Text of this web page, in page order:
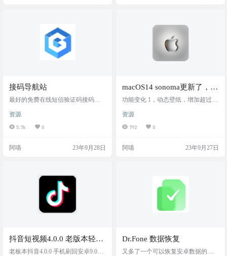
手，简直就是让你远离签到烦恼，
专心学习的神器。虽然现在这个项
目还在开发中，但如果你想…
请勿用于非法用途 介绍 基于Mailma
n的Fast Mail Bomber（FM…
接码导航站
最好的免费在线短信验证码接码平
日本、澳大利亚、加拿大等128个国
家短信验证码。 本站提供的号码仅
杜绝被骚扰。 禁止将这些电话号码
于网络，严禁将号码用于非法用途,
所产生的法律后果由使用者自行承
担! 由此造成经济损失概不负责…
资源
5.7k 0
阿喵 23年9月28日
macOS14 sonoma更新了，快
来看看更新了啥
功能变化 1，动态壁纸，增加超过13
桌面上了，并且可以添加iphone小组
件来控制iphone 3，演讲者前置，录
触发特效 4，safari的无痕模式可以锁
字，短信验证自动删除等 6，识别P
DF的输入框，直接…
资源
792 0
阿喵 23年9月27日
抖音短视频4.0.0 老版本轻量
体验
老板本抖音4.0.0 手机刷回安卓9.0发
Dr.Fone 数据恢复
又多了一个可以恢复安卓数据的软